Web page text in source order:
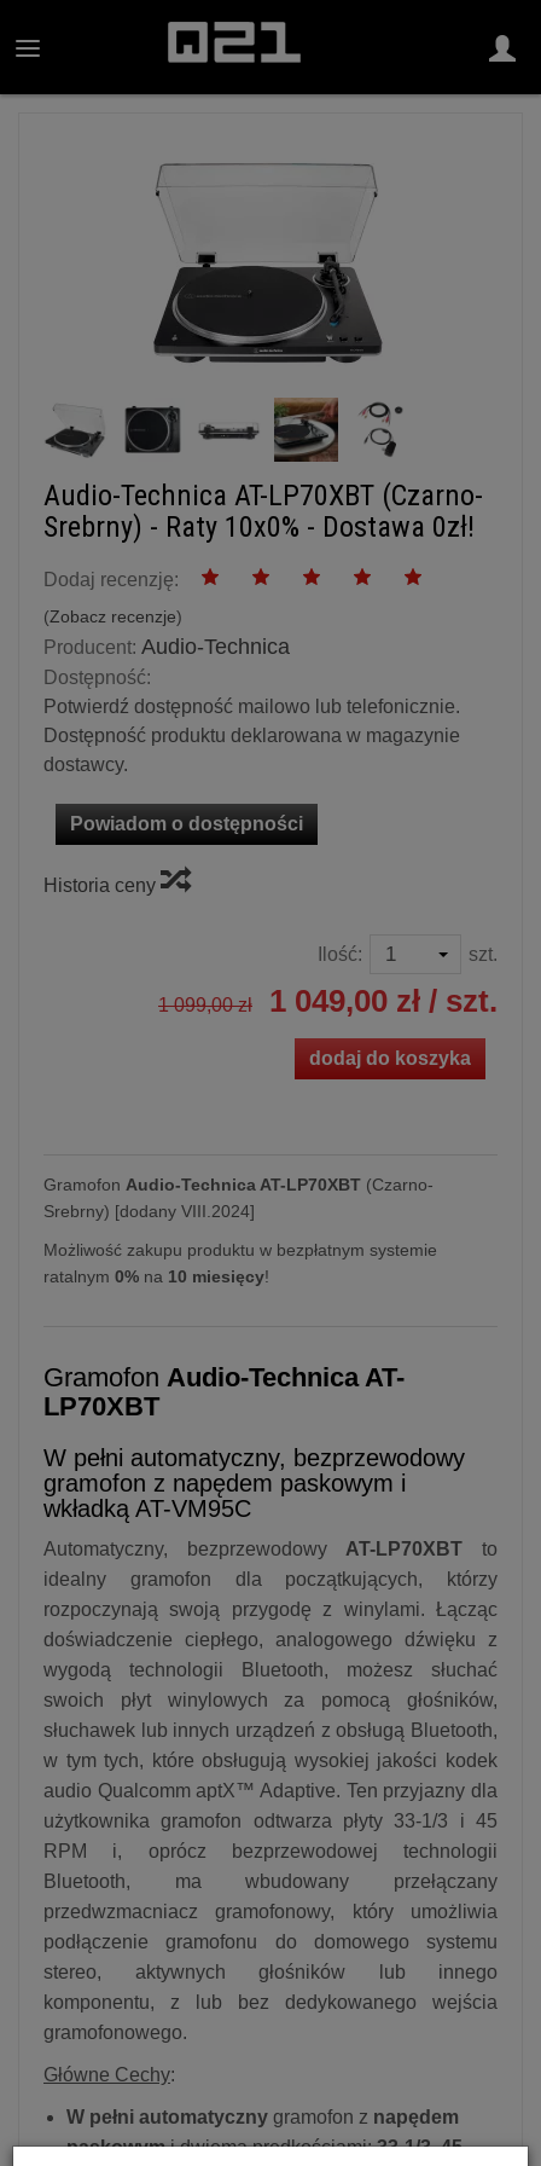
Audio-Technica AT-LP70XBT (Czarno-
Srebrny) - Raty 10x0% - Dostawa 0zł!
Dodaj recenzję:
(Zobacz recenzje)
Producent: Audio-Technica
Dostępność:
Potwierdź dostępność mailowo lub telefonicznie.
Dostępność produktu deklarowana w magazynie
dostawcy.
Powiadom o dostępności
Historia ceny
Ilość: szt.
1 099,00 zł 1 049,00 zł / szt.
dodaj do koszyka
Gramofon Audio-Technica AT-LP70XBT (Czarno-
Srebrny) [dodany VIII.2024]
Możliwość zakupu produktu w bezpłatnym systemie
ratalnym 0% na 10 miesięcy!
Gramofon Audio-Technica AT-
LP70XBT
W pełni automatyczny, bezprzewodowy
gramofon z napędem paskowym i
wkładką AT-VM95C
Automatyczny, bezprzewodowy AT-LP70XBT to
idealny gramofon dla początkujących, którzy
rozpoczynają swoją przygodę z winylami. Łącząc
doświadczenie ciepłego, analogowego dźwięku z
wygodą technologii Bluetooth, możesz słuchać
swoich płyt winylowych za pomocą głośników,
słuchawek lub innych urządzeń z obsługą Bluetooth,
w tym tych, które obsługują wysokiej jakości kodek
audio Qualcomm aptX™ Adaptive. Ten przyjazny dla
użytkownika gramofon odtwarza płyty 33-1/3 i 45
RPM i, oprócz bezprzewodowej technologii
Bluetooth, ma wbudowany przełączany
przedwzmacniacz gramofonowy, który umożliwia
podłączenie gramofonu do domowego systemu
stereo, aktywnych głośników lub innego
komponentu, z lub bez dedykowanego wejścia
gramofonowego.
Główne Cechy:
W pełni automatyczny gramofon z napędem
paskowymi dwiema prędkościami:33-1/3, 45